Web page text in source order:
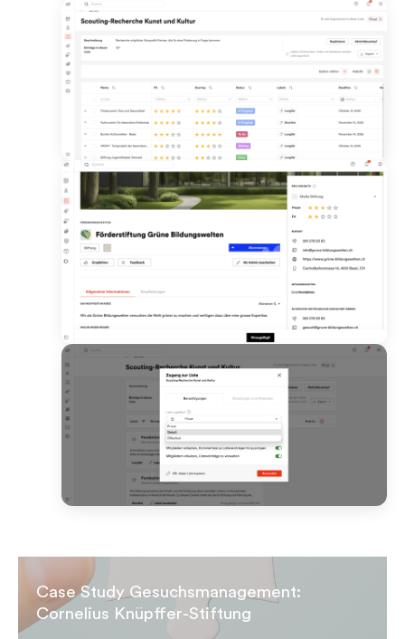
Case Study Gesuchsmanagement:
Cornelius Knüpffer-Stiftung